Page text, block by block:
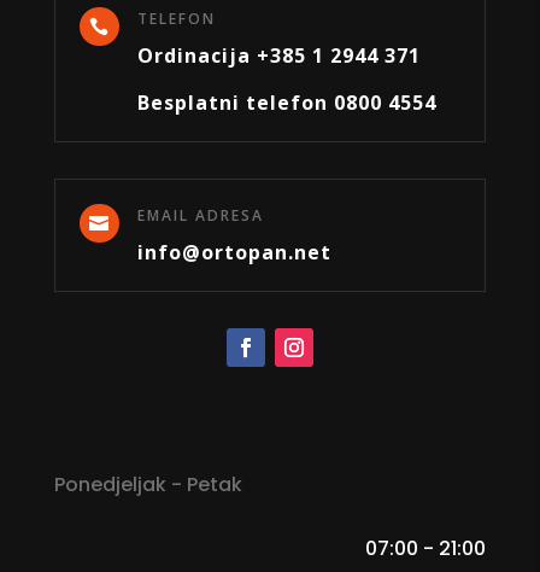
 TELEFON
Ordinacija +385 1 2944 371
Besplatni telefon 0800 4554
 EMAIL ADRESA
info@ortopan.net
Ponedjeljak - Petak
07:00 - 21:00